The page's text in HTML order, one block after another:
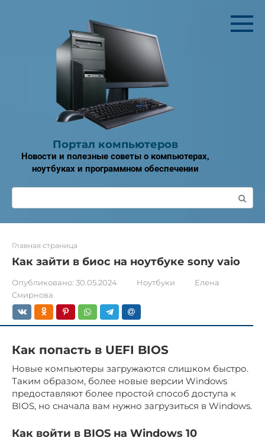
Портал компьютеров
Новости и полезные советы о компьютерах,
ноутбуках и программном обеспечении
Поиск:
Главная страница
Как зайти в биос на ноутбуке sony vaio
Опубликовано: 30.05.2024 Ноутбуки
Елена
Смирнова
Как попасть в UEFI BIOS
Новые компьютеры загружаются слишком быстро.
Таким образом, более новые версии Windows
предоставляют более простой способ доступа к
BIOS, но сначала вам нужно загрузиться в Windows.
Как войти в BIOS на Windows 10